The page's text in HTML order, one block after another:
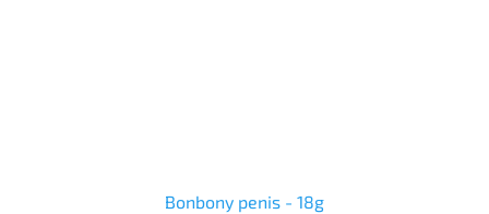
Bonbony penis - 18g